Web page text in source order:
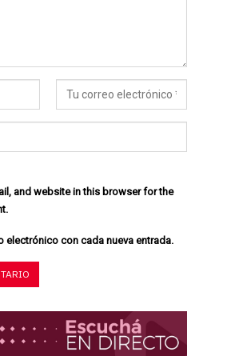
and website in this browser for the
electrónico con cada nueva entrada.